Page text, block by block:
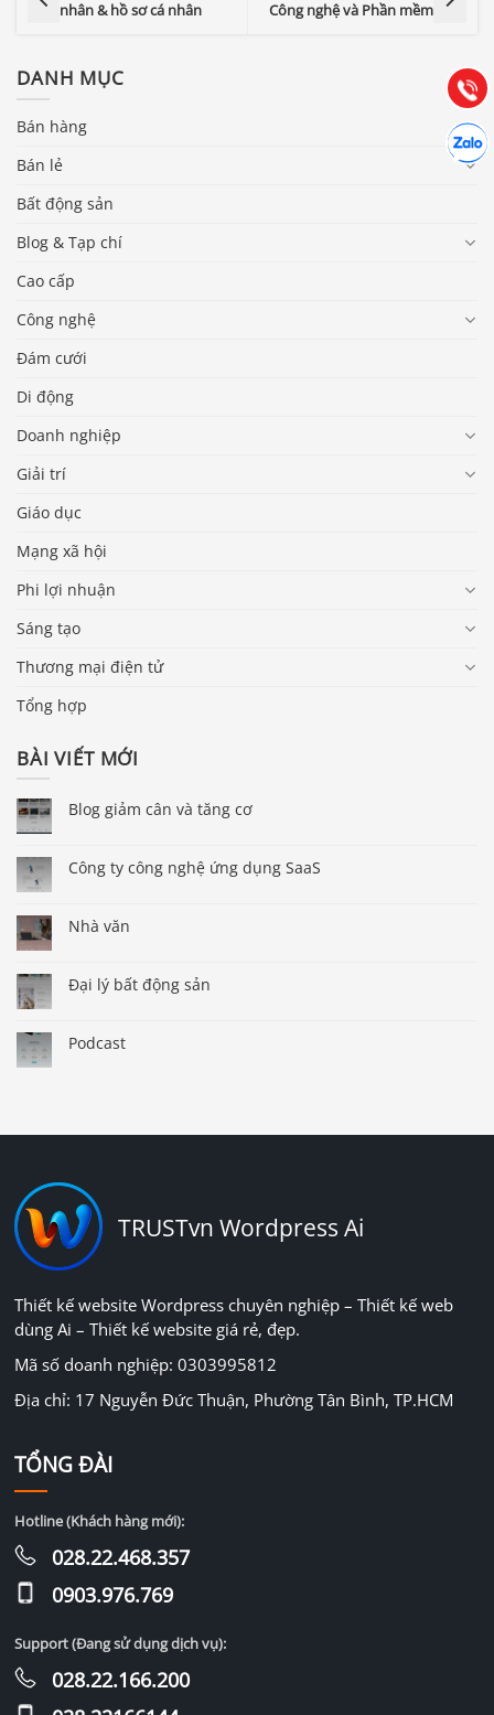
nhân & hồ sơ cá nhân
Công nghệ và Phần mềm
DANH MỤC
Bán hàng
Bán lẻ
Bất động sản
Blog & Tạp chí
Cao cấp
Công nghệ
Đám cưới
Di động
Doanh nghiệp
Giải trí
Giáo dục
Mạng xã hội
Phi lợi nhuận
Sáng tạo
Thương mại điện tử
Tổng hợp
BÀI VIẾT MỚI
Blog giảm cân và tăng cơ
Công ty công nghệ ứng dụng SaaS
Nhà văn
Đại lý bất động sản
Podcast
TRUSTvn Wordpress Ai
Thiết kế website Wordpress chuyên nghiệp – Thiết kế web
dùng Ai – Thiết kế website giá rẻ, đẹp.
Mã số doanh nghiệp: 0303995812
Địa chỉ: 17 Nguyễn Đức Thuận, Phường Tân Bình, TP.HCM
TỔNG ĐÀI
Hotline (Khách hàng mới):
028.22.468.357
0903.976.769
Support (Đang sử dụng dịch vụ):
028.22.166.200
Gọi
(028) 22.166.144
Chát